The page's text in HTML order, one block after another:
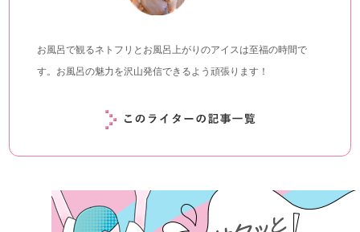
お風呂で観るネトフリとお風呂上がりのアイスは至福の時間で
す。お風呂の魅力を沢山発信できるよう頑張ります！